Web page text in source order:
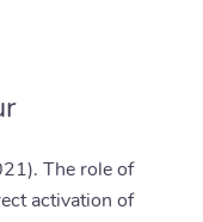
The role of
activation of